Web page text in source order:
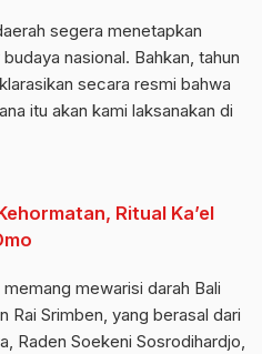
segera menetapkan
nasional. Bahkan, tahun
secara resmi bahwa
itu akan kami laksanakan di
Ritual Ka’el
mewarisi darah Bali
Rai Srimben, yang berasal dari
Raden Soekeni Sosrodihardjo,